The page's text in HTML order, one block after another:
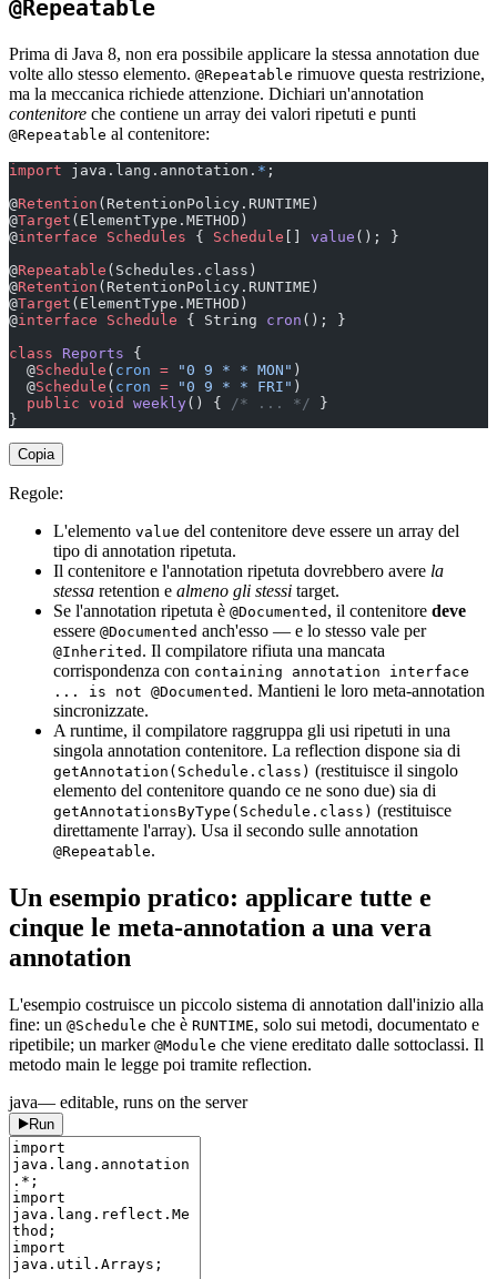
@Repeatable
Prima di Java 8, non era possibile applicare la stessa annotation due
volte allo stesso elemento. @Repeatable rimuove questa restrizione,
ma la meccanica richiede attenzione. Dichiari un'annotation
contenitore che contiene un array dei valori ripetuti e punti
@Repeatable al contenitore:
import java.lang.annotation. * ;
@Retention (RetentionPolicy.RUNTIME)
@Target (ElementType.METHOD)
@interface Schedules { Schedule value ();
@Repeatable (Schedules.class)
@Retention (RetentionPolicy.RUNTIME)
@Target (ElementType.METHOD)
@interface Schedule { String cron ();
class Reports {
  @
Schedule ( cron = "0 9 * * MON" )
  @
Schedule ( cron = "0 9 * * FRI" )
  public
void weekly() { /* ... */ }
}
Copia
Regole:
L'elemento value del contenitore deve essere un array del
tipo di annotation ripetuta.
Il contenitore e l'annotation ripetuta dovrebbero avere la
stessa retention e almeno gli stessi target.
Se l'annotation ripetuta è @Documented , il contenitore deve
essere @Documented anch'esso — e lo stesso vale per
@Inherited . Il compilatore rifiuta una mancata
corrispondenza con containing annotation interface
... is not @Documented . Mantieni le loro meta-annotation
sincronizzate.
A runtime, il compilatore raggruppa gli usi ripetuti in una
singola annotation contenitore. La reflection dispone sia di
getAnnotation(Schedule.class) (restituisce il singolo
elemento del contenitore quando ce ne sono due) sia di
getAnnotationsByType(Schedule.class) (restituisce
direttamente l'array). Usa il secondo sulle annotation
@Repeatable.
Un esempio pratico: applicare tutte e
cinque le meta-annotation a una vera
annotation
L'esempio costruisce un piccolo sistema di annotation dall'inizio alla
fine: un @Schedule che è RUNTIME, solo sui metodi, documentato e
ripetibile; un marker @Module che viene ereditato dalle sottoclassi. Il
metodo main le legge poi tramite reflection.
java— editable, runs on the server
Run